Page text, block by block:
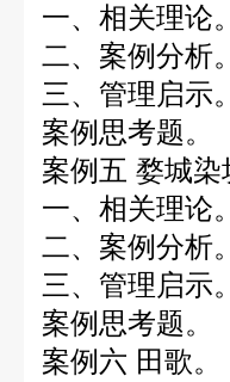
一、相关理论
二、案例分析
三、管理启示
案例思考题。
案例五 婺城染
一、相关理论
二、案例分析
三、管理启示
案例思考题。
案例六 田歌。